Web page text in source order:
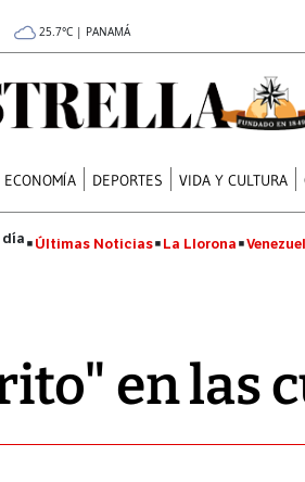
25.7°C | PANAMÁ
ECONOMÍA DEPORTES VIDA Y CULTURA
Últimas Noticias La Llorona
en las